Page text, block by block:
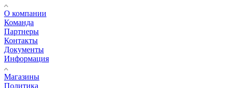
О компании
Команда
Партнеры
Контакты
Документы
Информация
Магазины
Политика